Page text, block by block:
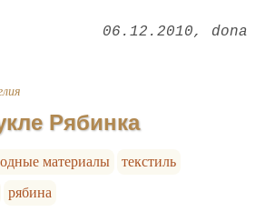
06.12.2010 dona
Рябинка
материалы
текстиль
рябина